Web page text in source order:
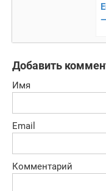
Добавить
Имя
Email
Комментарий